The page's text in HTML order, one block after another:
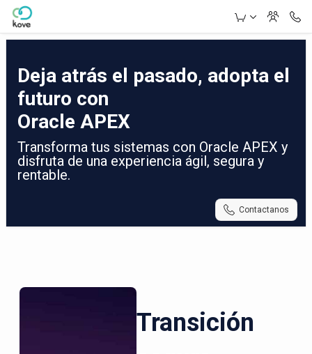
Skip to Main Content
Deja atrás el pasado, adopta el
futuro con
Oracle APEX
Transforma tus sistemas con Oracle APEX y
disfruta de una experiencia ágil, segura y
rentable.
Contactanos
Transición